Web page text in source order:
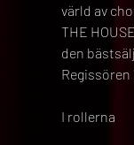
värld av
THE
den
I rollerna